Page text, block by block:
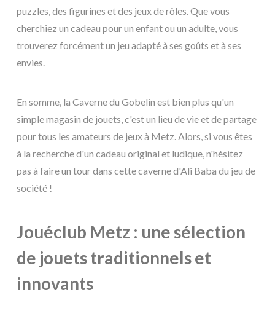
puzzles, des figurines et des jeux de rôles. Que vous
cherchiez un cadeau pour un enfant ou un adulte, vous
trouverez forcément un jeu adapté à ses goûts et à ses
envies.
En somme, la Caverne du Gobelin est bien plus qu'un
simple magasin de jouets, c'est un lieu de vie et de partage
pour tous les amateurs de jeux à Metz. Alors, si vous êtes
à la recherche d'un cadeau original et ludique, n'hésitez
pas à faire un tour dans cette caverne d'Ali Baba du jeu de
société !
Jouéclub Metz : une sélection
de jouets traditionnels et
innovants